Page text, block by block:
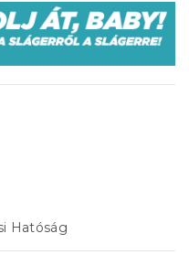
Hatóság